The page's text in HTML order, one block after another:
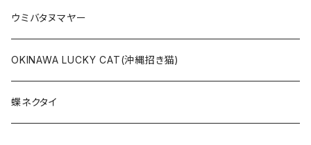
ウミバタヌマヤー
OKINAWA LUCKY CAT(沖縄招き猫)
蝶ネクタイ